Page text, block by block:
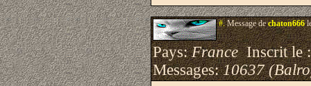
#.Message dechaton666
Pays:FranceInscrit le
Messages:10637